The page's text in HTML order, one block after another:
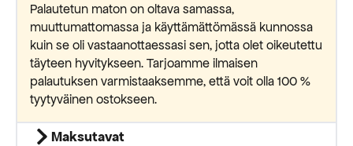
Palautetun maton on oltava samassa,
muuttumattomassa ja käyttämättömässä kunnossa
kuin se oli vastaanottaessasi sen, jotta olet oikeutettu
täyteen hyvitykseen. Tarjoamme ilmaisen
palautuksen varmistaaksemme, että voit olla 100 %
tyytyväinen ostokseen.
Maksutavat